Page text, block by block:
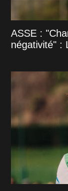
ASSE :
négativité" :